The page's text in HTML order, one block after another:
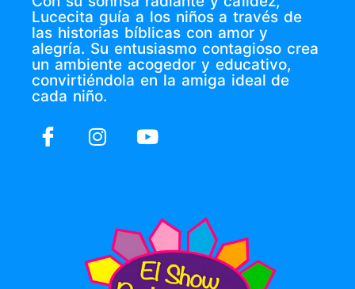
Lucecita guía a los niños a través de
las historias bíblicas con amor y
alegría. Su entusiasmo contagioso crea
un ambiente acogedor y educativo,
convirtiéndola en la amiga ideal de
cada niño.